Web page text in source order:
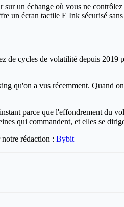
un échange où vous ne
un écran tactile E Ink sécurisé
de cycles de volatilité depuis
qu'on a vus récemment. Quand
parce que l'effondrement du
qui commandent, et elles se
rédaction : Bybit